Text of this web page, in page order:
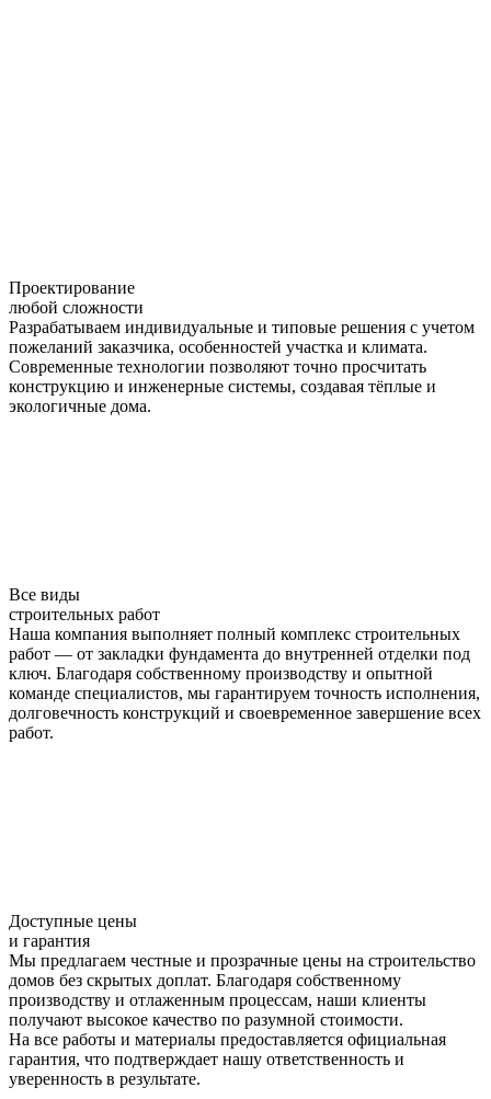
Проектирование
любой сложности
Разрабатываем индивидуальные и типовые решения с учетом
пожеланий заказчика, особенностей участка и климата.
Современные технологии позволяют точно просчитать
конструкцию и инженерные системы, создавая тёплые и
экологичные дома.
Все виды
строительных работ
Наша компания выполняет полный комплекс строительных
работ — от закладки фундамента до внутренней отделки под
ключ. Благодаря собственному производству и опытной
команде специалистов, мы гарантируем точность исполнения,
долговечность конструкций и своевременное завершение всех
работ.
Доступные цены
и гарантия
Мы предлагаем честные и прозрачные цены на строительство
домов без скрытых доплат. Благодаря собственному
производству и отлаженным процессам, наши клиенты
получают высокое качество по разумной стоимости.
На все работы и материалы предоставляется официальная
гарантия, что подтверждает нашу ответственность и
уверенность в результате.